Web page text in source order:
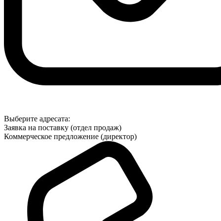
Выберите адресата:
Заявка на поставку (отдел продаж)
Коммерческое предложение (директор)